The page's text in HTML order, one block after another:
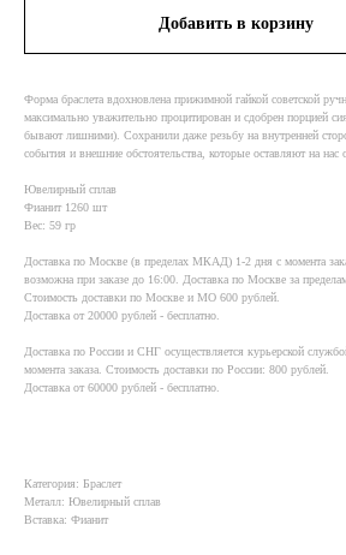
Добавить в корзину
Форма браслета вдохновлена прижимной гайкой советской
максимально уважительно процитирован и сдобрен порцией
бывают лишними). Сохранили даже резьбу на внутренней
события и внешние обстоятельства, которые оставляют на нас
Ювелирный сплав
Фианит 1260 шт
Вес: 59 гр
Доставка по Москве (в пределах МКАД) 1-2 дня с момента
возможна при заказе до 16:00. Доставка по Москве за
Стоимость доставки по Москве и МО 600 рублей.
Доставка от 20000 рублей - бесплатно.
Доставка по России и СНГ осуществляется курьерской
момента заказа. Стоимость доставки по России: 800 рублей.
Доставка от 60000 рублей - бесплатно.
Категория: Браслет
Металл: Ювелирный сплав
Вставка: Фианит